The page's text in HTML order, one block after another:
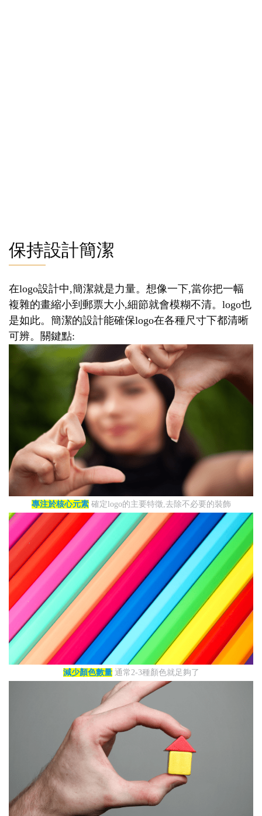
保持設計簡潔
在logo設計中,簡潔就是力量。想像一下,當你把一幅
複雜的畫縮小到郵票大小,細節就會模糊不清。logo也
是如此。簡潔的設計能確保logo在各種尺寸下都清晰
可辨。關鍵點:
專注於核心元素確定logo的主要特徵,去除不必要的裝飾
減少顏色數量通常2-3種顏色就足夠了